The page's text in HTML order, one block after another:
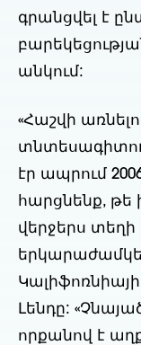
գրանցվել է
անկում:
«Հաշվի
էր ապրում
հարցնենք, թե
վերջերս տեղի
Լենդը:
որքանով է